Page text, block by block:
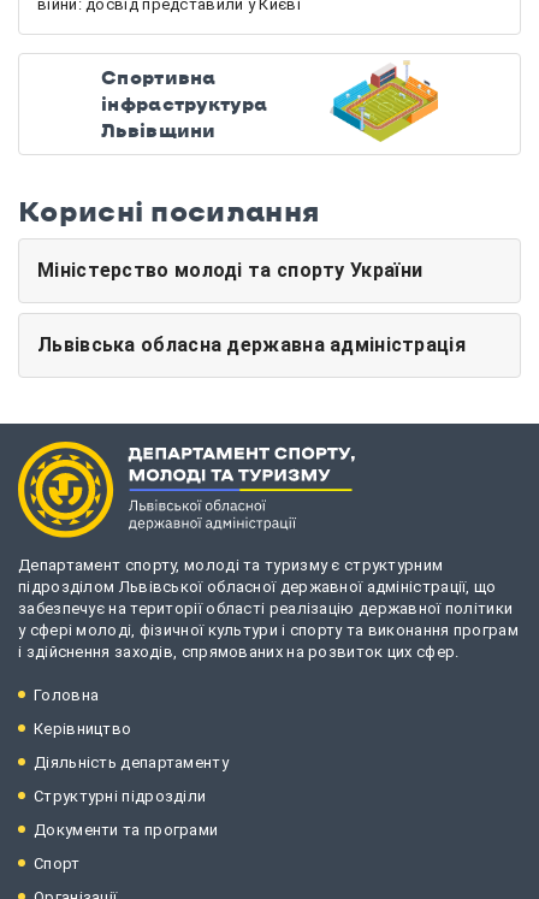
війни: досвід представили у Києві
Спортивна
інфраструктура
Львівщини
Корисні посилання
Міністерство молоді та спорту України
Львівська обласна державна адміністрація
Департамент спорту, молоді та туризму є структурним
підрозділом Львівської обласної державної адміністрації, що
забезпечує на території області реалізацію державної політики
у сфері молоді, фізичної культури і спорту та виконання програм
і здійснення заходів, спрямованих на розвиток цих сфер.
Головна
Керівництво
Діяльність департаменту
Структурні підрозділи
Документи та програми
Спорт